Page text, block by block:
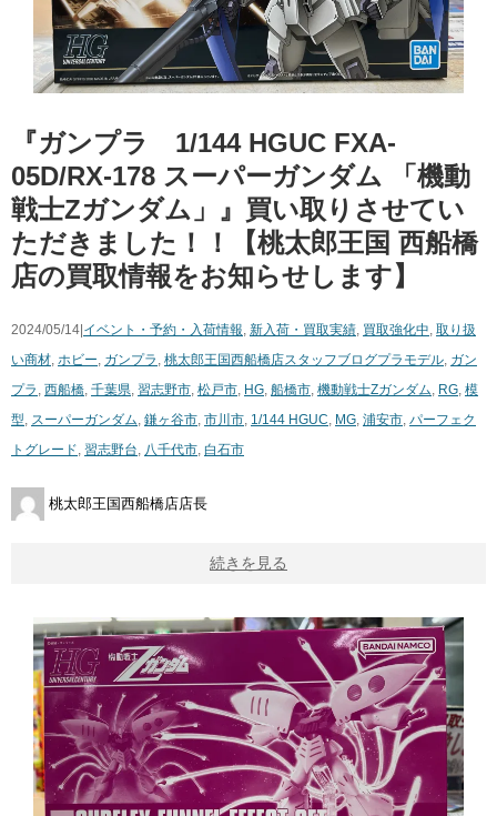
『ガンプラ 1/144 ​HGUC ​FXA-
05D/RX-178 ​スーパーガンダム ​「機動
戦士Zガンダム」』買い取りさせてい
ただきました！！【桃太郎王国 西船橋
店の買取情報をお知らせします】
2024/05/14|イベント・予約・入荷情報 新入荷・買取実績 買取強化中 取り扱
い商材 ホビー ガンプラ 桃太郎王国西船橋店スタッフブログプラモデル ガン
プラ 西船橋 千葉県 習志野市 松戸市 HG 船橋市 機動戦士Zガンダム RG 模
型
スーパーガンダム 鎌ヶ谷市 市川市 1/144 ​HGUC MG 浦安市 パーフェク
トグレード 習志野台 八千代市 白石市
桃太郎王国西船橋店店長
続きを見る